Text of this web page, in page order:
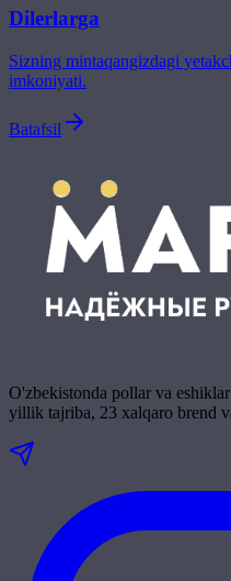
Dilerlarga
Sizning mintaqangizdagi
imkoniyati.
Batafsil
O'zbekistonda pollar va
yillik tajriba, 23 xalqaro brend